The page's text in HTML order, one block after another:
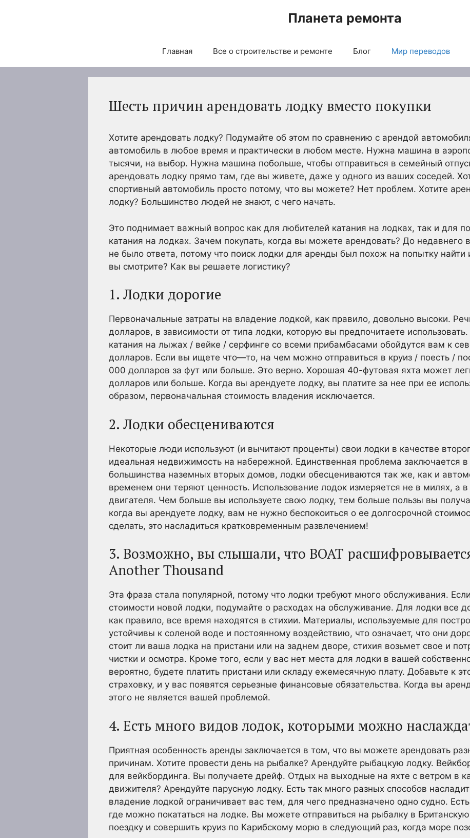
Планета ремонта
Главная Все о строительстве и ремонте Блог Мир переводов
Шесть причин арендовать лодку вместо покупки
Хотите арендовать лодку? Подумайте об этом по сравнению с арендой
автомобиль в любое время и практически в любом месте. Нужна машина в
тысячи, на выбор. Нужна машина побольше, чтобы отправиться в семейный
арендовать лодку прямо там, где вы живете, даже у одного из ваших соседей.
спортивный автомобиль просто потому, что вы можете? Нет проблем. Хотите
лодку? Большинство людей не знают, с чего начать.
Это поднимает важный вопрос как для любителей катания на лодках, так и для
катания на лодках. Зачем покупать, когда вы можете арендовать? До недавнего
не было ответа, потому что поиск лодки для аренды был похож на попытку найти
вы смотрите? Как вы решаете логистику?
1. Лодки дорогие
Первоначальные затраты на владение лодкой, как правило, довольно высоки.
долларов, в зависимости от типа лодки, которую вы предпочитаете
катания на лыжах / вейке / серфинге со всеми прибамбасами обойдутся вам к
долларов. Если вы ищете что—то, на чем можно отправиться в круиз / поесть /
000 долларов за фут или больше. Это верно. Хорошая 40-футовая яхта может
долларов или больше. Когда вы арендуете лодку, вы платите за нее при ее
образом, первоначальная стоимость владения исключается.
2. Лодки обесцениваются
Некоторые люди используют (и вычитают проценты) свои лодки в качестве
идеальная недвижимость на набережной. Единственная проблема заключается в
большинства наземных вторых домов, лодки обесцениваются так же, как и
временем они теряют ценность. Использование лодок измеряется не в милях, а в
двигателя. Чем больше вы используете свою лодку, тем больше пользы вы
когда вы арендуете лодку, вам не нужно беспокоиться о ее долгосрочной
сделать, это насладиться кратковременным развлечением!
3. Возможно, вы слышали, что BOAT
Another Thousand
Эта фраза стала популярной, потому что лодки требуют много обслуживания.
стоимости новой лодки, подумайте о расходах на обслуживание. Для лодки все
как правило, все время находятся в стихии. Материалы, используемые для
устойчивы к соленой воде и постоянному воздействию, что означает, что они
стоит ли ваша лодка на пристани или на заднем дворе, стихия возьмет свое и
чистки и осмотра. Кроме того, если у вас нет места для лодки в вашей
вероятно, будете платить пристани или складу ежемесячную плату. Добавьте к
страховку, и у вас появятся серьезные финансовые обязательства. Когда вы
этого не является вашей проблемой.
4. Есть много видов лодок, которыми можно
Приятная особенность аренды заключается в том, что вы можете арендовать
причинам. Хотите провести день на рыбалке? Арендуйте рыбацкую лодку.
для вейкбординга. Вы получаете дрейф. Отдых на выходные на яхте с ветром в
движителя? Арендуйте парусную лодку. Есть так много разных способов
владение лодкой ограничивает вас тем, для чего предназначено одно судно.
где можно покататься на лодке. Вы можете отправиться на рыбалку в
поездку и совершить круиз по Карибскому морю в следующий раз, когда море